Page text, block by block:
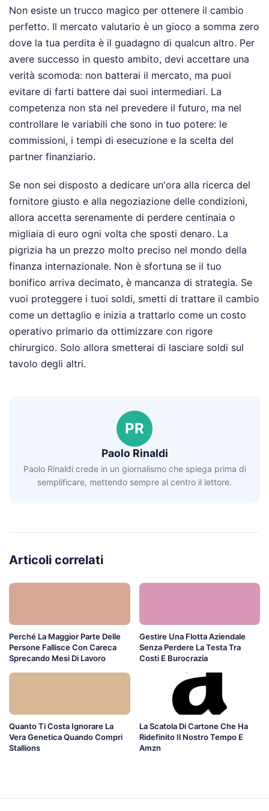
Non esiste un trucco magico per ottenere il cambio
perfetto. Il mercato valutario è un gioco a somma zero
dove la tua perdita è il guadagno di qualcun altro. Per
avere successo in questo ambito, devi accettare una
verità scomoda: non batterai il mercato, ma puoi
evitare di farti battere dai suoi intermediari. La
competenza non sta nel prevedere il futuro, ma nel
controllare le variabili che sono in tuo potere: le
commissioni, i tempi di esecuzione e la scelta del
partner finanziario.
Se non sei disposto a dedicare un'ora alla ricerca del
fornitore giusto e alla negoziazione delle condizioni,
allora accetta serenamente di perdere centinaia o
migliaia di euro ogni volta che sposti denaro. La
pigrizia ha un prezzo molto preciso nel mondo della
finanza internazionale. Non è sfortuna se il tuo
bonifico arriva decimato, è mancanza di strategia. Se
vuoi proteggere i tuoi soldi, smetti di trattare il cambio
come un dettaglio e inizia a trattarlo come un costo
operativo primario da ottimizzare con rigore
chirurgico. Solo allora smetterai di lasciare soldi sul
tavolo degli altri.
PR
Paolo Rinaldi
Paolo Rinaldi crede in un giornalismo che spiega prima di
semplificare, mettendo sempre al centro il lettore.
Articoli correlati
Perché La Maggior Parte Delle
Persone Fallisce Con Careca
Sprecando Mesi Di Lavoro
Gestire Una Flotta Aziendale
Senza Perdere La Testa Tra
Costi E Burocrazia
Quanto Ti Costa Ignorare La
Vera Genetica Quando Compri
Stallions
La Scatola Di Cartone Che Ha
Ridefinito Il Nostro Tempo E
Amzn